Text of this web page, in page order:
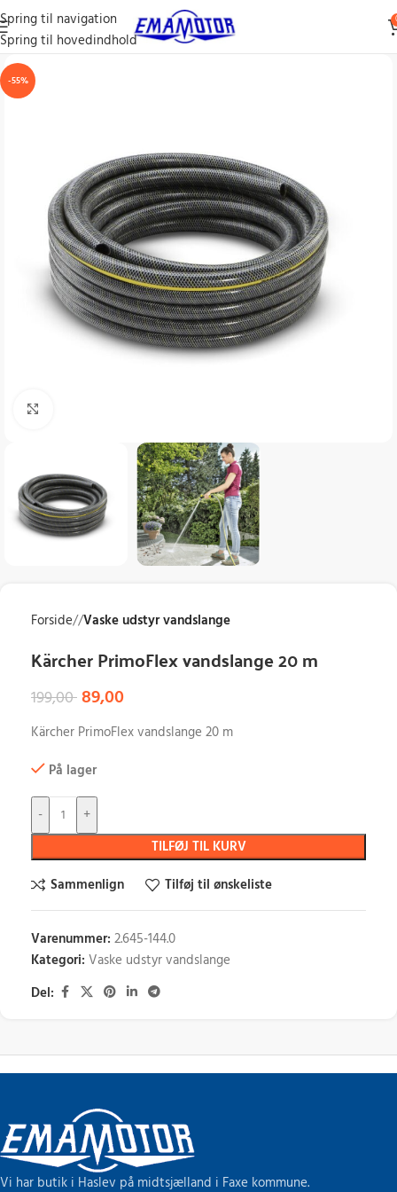
Spring til navigation
Spring til hovedindhold
-55%
Forside/ Vaske udstyr vandslange
Kärcher PrimoFlex vandslange 20 m
199,0089,00
Kärcher PrimoFlex vandslange 20 m
På lager
-
+
TILFØJ TIL KURV
Sammenlign
Tilføj til ønskeliste
Varenummer: 2.645-144.0
Kategori: Vaske udstyr vandslange
Del:
Vi har butik i Haslev på midtsjælland i Faxe kommune.